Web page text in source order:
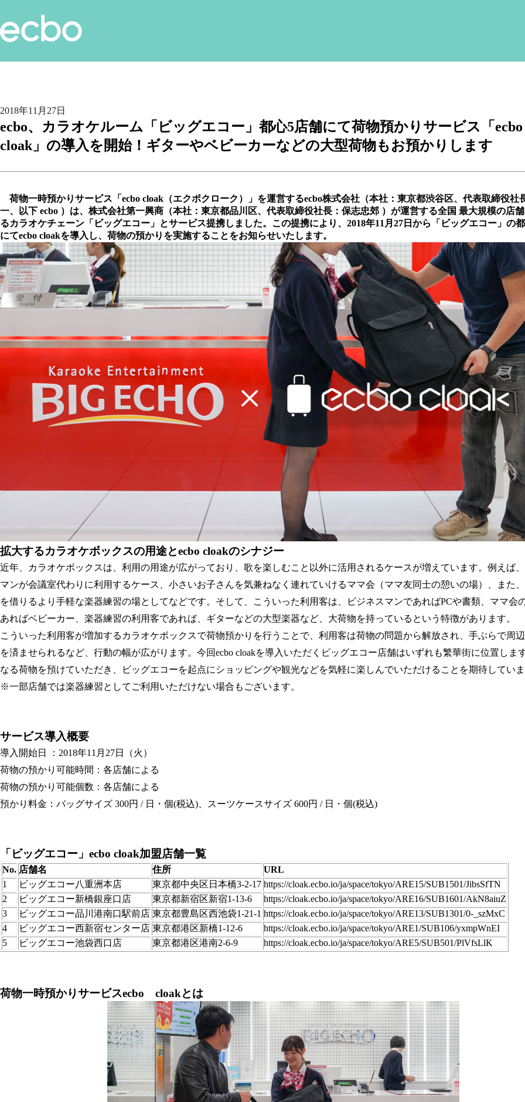
2018年11月27日
ecbo、カラオケルーム「ビッグエコー」都心5店舗にて荷物預かりサービス「ecbo
cloak」の導入を開始！ギターやベビーカーなどの大型荷物もお預かりします
荷物一時預かりサービス「ecbo cloak（エクボクローク）」を運営するecbo株式会社（本社：東京都渋谷区、代表取締役社
一、以下 ecbo ）は、株式会社第一興商（本社：東京都品川区、代表取締役社長：保志忠郊 ）が運営する全国 最大規模の店
るカラオケチェーン「ビッグエコー」とサービス提携しました。この提携により、2018年11月27日から「ビッグエコー」の
にてecbo cloakを導入し、荷物の預かりを実施することをお知らせいたします。
拡大するカラオケボックスの用途とecbo cloakのシナジー
近年、カラオケボックスは、利用の用途が広がっており、歌を楽しむこと以外に活用されるケースが増えています。例えば
マンが会議室代わりに利用するケース、小さいお子さんを気兼ねなく連れていけるママ会（ママ友同士の憩いの場）、また
を借りるより手軽な楽器練習の場としてなどです。そして、こういった利用客は、ビジネスマンであればPCや書類、ママ会
あればベビーカー、楽器練習の利用客であれば、ギターなどの大型楽器など、大荷物を持っているという特徴があります。
こういった利用客が増加するカラオケボックスで荷物預かりを行うことで、利用客は荷物の問題から解放され、手ぶらで周
を済ませられるなど、行動の幅が広がります。今回ecbo cloakを導入いただくビッグエコー店舗はいずれも繁華街に位置しま
なる荷物を預けていただき、ビッグエコーを起点にショッピングや観光などを気軽に楽しんでいただけることを期待してい
※一部店舗では楽器練習としてご利用いただけない場合もございます。
サービス導入概要
導入開始日 ：2018年11月27日（火）
荷物の預かり可能時間：各店舗による
荷物の預かり可能個数：各店舗による
預かり料金：バッグサイズ 300円 / 日・個(税込)、スーツケースサイズ 600円 / 日・個(税込)
「ビッグエコー」ecbo cloak加盟店舗一覧
No. 店舗名 住所
URL
1
ビッグエコー八重洲本店 東京都中央区日本橋3-2-17 https://cloak.ecbo.io/ja/space/tokyo/ARE15/SUB1501/JibsSfTN
2
ビッグエコー新橋銀座口店 東京都新宿区新宿1-13-6
https://cloak.ecbo.io/ja/space/tokyo/ARE16/SUB1601/AkN8aiuZ
3
ビッグエコー品川港南口駅前店 東京都豊島区西池袋1-21-1 https://cloak.ecbo.io/ja/space/tokyo/ARE13/SUB1301/0-_szMxC
4
ビッグエコー西新宿センター店 東京都港区新橋1-12-6
https://cloak.ecbo.io/ja/space/tokyo/ARE1/SUB106/yxmpWnEI
5
ビッグエコー池袋西口店 東京都港区港南2-6-9 https://cloak.ecbo.io/ja/space/tokyo/ARE5/SUB501/PlVfsLlK
荷物一時預かりサービスecbo cloakとは